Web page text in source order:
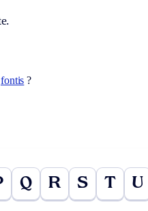
fontis ?
Q R S T U